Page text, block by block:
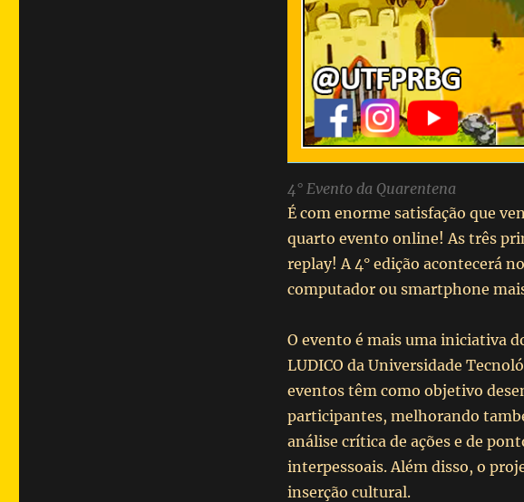
4° Evento da Quarentena
É com enorme satisfação que
quarto evento online! As três
replay! A 4° edição acontecerá
computador ou smartphone
O evento é mais uma iniciativa
LUDICO da Universidade
eventos têm como objetivo
participantes, melhorando
análise crítica de ações e de
interpessoais. Além disso, o
inserção cultural.